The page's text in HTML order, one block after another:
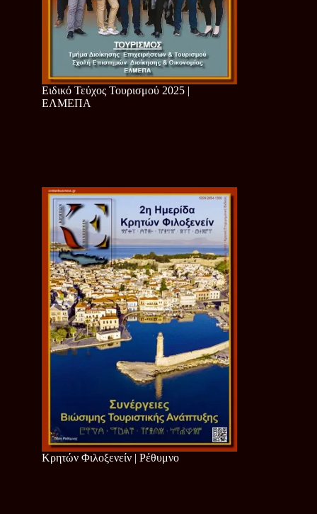
Ειδικό Τεύχος Τουρισμού 2025 |
ΕΛΜΕΠΑ
Κρητών Φιλοξενείν | Ρέθυμνο